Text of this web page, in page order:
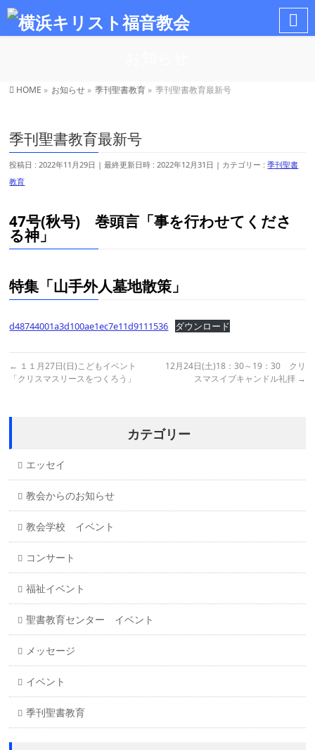
HOME » お知らせ » 季刊聖書教育 » 季刊聖書教育最新号
季刊聖書教育最新号
投稿日 : 2022年11月29日 最終更新日時 : 2022年12月31日 カテゴリー :季刊聖書
教育
47号(秋号) 巻頭言「事を行わせてくださ
る神」
特集「山手外人墓地散策」
d48744001a3d100ae1ec7e11d9111536 ダウンロード
← １１月27日(日)こどもイベント
「クリスマスリースをつくろう」
12月24日(土)18：30～19：30 クリ
スマスイブキャンドル礼拝 →
カテゴリー
エッセイ
教会からのお知らせ
教会学校 イベント
コンサート
福祉イベント
聖書教育センター イベント
メッセージ
イベント
季刊聖書教育